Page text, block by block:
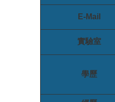
E-Mail
實驗室
學歷